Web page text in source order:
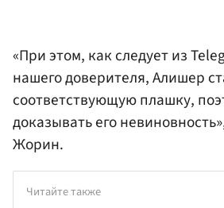
«При этом, как следует из
нашего доверителя, Алишер
соответствующую плашку,
доказывать его
Жорин.
Читайте также